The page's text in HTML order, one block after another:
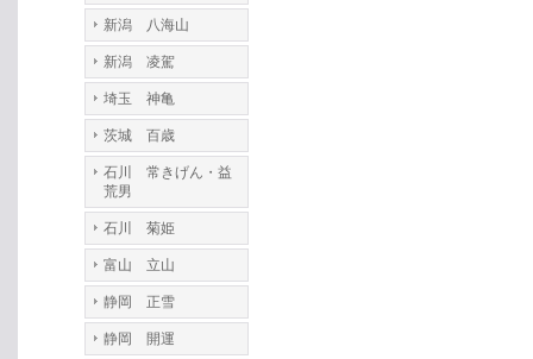
新潟 八海山
新潟 凌駕
埼玉 神亀
茨城 百歳
石川 常きげん・益
荒男
石川 菊姫
富山 立山
静岡 正雪
静岡 開運